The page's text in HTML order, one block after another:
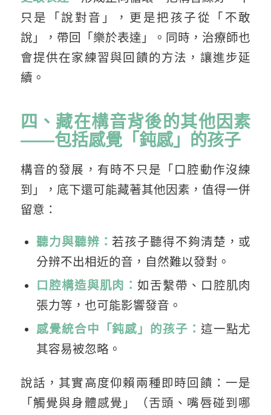
只是「說對音」，更是把孩子從「不敢
說」，帶回「樂於表達」。同時，治療師也
會提供在家練習與回饋的方法，讓進步延
續。
四、藏在構音背後的其他因素
——包括感覺「鈍感」的孩子
構音的發展，有時不只是「口腔動作沒練
到」，底下還可能藏著其他因素，值得一併
留意：
聽力與聽辨：若孩子聽得不夠清楚，或
分辨不出相近的音，自然難以發對。
口腔構造與肌肉：如舌繫帶、口腔肌肉
張力等，也可能影響發音。
感覺統合中「鈍感」的孩子： 這一點尤
其容易被忽略。
說話，其實高度仰賴兩種即時回饋：一是
「觸覺與身體感覺」（舌頭、嘴唇碰到哪